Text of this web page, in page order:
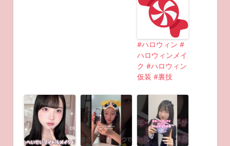
#ハロウィン #
ハロウィンメイ
ク #ハロウィン
仮装 #裏技